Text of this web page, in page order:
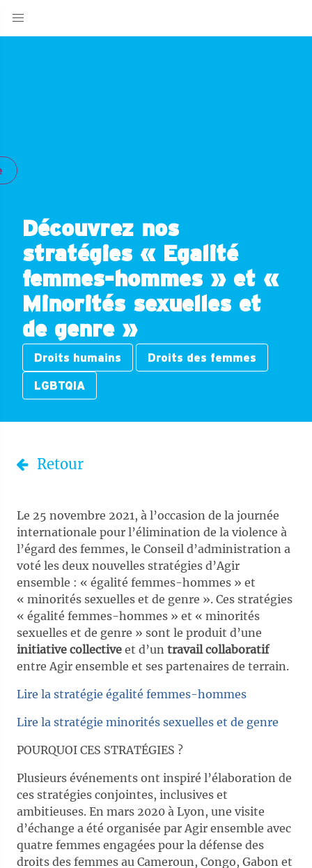
Découvrez nos
stratégies « Egalité
femmes-hommes » et «
Minorités sexuelles et
de genre »
Droits humains Droits des femmes
LGBTQIA
Retour
Le 25 novembre 2021, à l’occasion de la journée
internationale pour l’élimination de la violence à
l’égard des femmes, le Conseil d’administration a
voté les deux nouvelles stratégies d’Agir
ensemble : « égalité femmes-hommes » et
« minorités sexuelles et de genre ». Ces stratégies
« égalité femmes-hommes » et « minorités
sexuelles et de genre » sont le produit d’une
initiative collective et d’un travail collaboratif
entre Agir ensemble et ses partenaires de terrain.
Lire la stratégie égalité femmes-hommes
Lire la stratégie minorités sexuelles et de genre
POURQUOI CES STRATÉGIES ?
Plusieurs événements ont inspiré l’élaboration de
ces stratégies conjointes, inclusives et
ambitieuses. En mars 2020 à Lyon, une visite
d’échange a été organisée par Agir ensemble avec
quatre femmes engagées pour la défense des
droits des femmes au Cameroun, Congo, Gabon et